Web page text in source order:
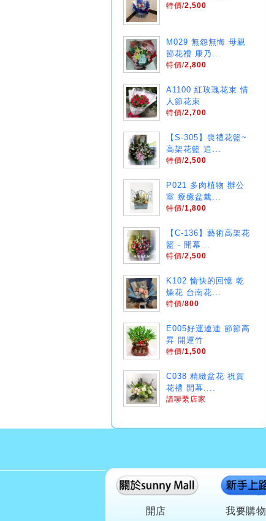
特價/2,500
M029 無怨無悔 母親
節花禮 康乃...
特價/2,800
A1100 紅玫瑰花束 情
人節花束
特價/2,700
【S-305】喪禮花籃~
高架花籃 追...
特價/2,500
P021 多肉植物 辦公
室 療癒盆栽...
特價/1,800
【C-136】藝術高架花
籃 - 開幕...
特價/2,500
K102 愉快的回憶 乾
燥花 台南花...
特價/800
E005好運連連 節節高
昇 開運竹
特價/1,500
C038 精緻盆花 祝賀
花禮 開幕....
請聯繫店家
開店 我要購物